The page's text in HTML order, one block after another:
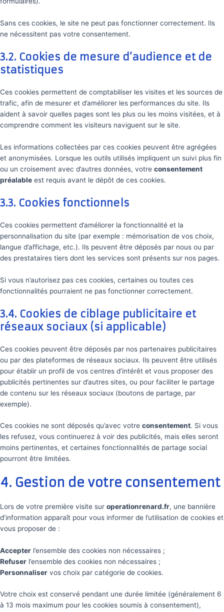
Sans ces cookies, le site ne peut pas fonctionner correctement. Ils
ne nécessitent pas votre consentement.
3.2. Cookies de mesure d’audience et de
statistiques
Ces cookies permettent de comptabiliser les visites et les sources de
trafic, afin de mesurer et d’améliorer les performances du site. Ils
aident à savoir quelles pages sont les plus ou les moins visitées, et à
comprendre comment les visiteurs naviguent sur le site.
Les informations collectées par ces cookies peuvent être agrégées
et anonymisées. Lorsque les outils utilisés impliquent un suivi plus fin
ou un croisement avec d’autres données, votre consentement
préalable est requis avant le dépôt de ces cookies.
3.3. Cookies fonctionnels
Ces cookies permettent d’améliorer la fonctionnalité et la
personnalisation du site (par exemple : mémorisation de vos choix,
langue d’affichage, etc.). Ils peuvent être déposés par nous ou par
des prestataires tiers dont les services sont présents sur nos pages.
Si vous n’autorisez pas ces cookies, certaines ou toutes ces
fonctionnalités pourraient ne pas fonctionner correctement.
3.4. Cookies de ciblage publicitaire et
réseaux sociaux (si applicable)
Ces cookies peuvent être déposés par nos partenaires publicitaires
ou par des plateformes de réseaux sociaux. Ils peuvent être utilisés
pour établir un profil de vos centres d’intérêt et vous proposer des
publicités pertinentes sur d’autres sites, ou pour faciliter le partage
de contenu sur les réseaux sociaux (boutons de partage, par
exemple).
Ces cookies ne sont déposés qu’avec votre consentement. Si vous
les refusez, vous continuerez à voir des publicités, mais elles seront
moins pertinentes, et certaines fonctionnalités de partage social
pourront être limitées.
4. Gestion de votre consentement
Lors de votre première visite sur operationrenard.fr, une bannière
d’information apparaît pour vous informer de l’utilisation de cookies et
vous proposer de :
Accepter l’ensemble des cookies non nécessaires ;
Refuser l’ensemble des cookies non nécessaires ;
Personnaliser vos choix par catégorie de cookies.
Votre choix est conservé pendant une durée limitée (généralement 6
à 13 mois maximum pour les cookies soumis à consentement),